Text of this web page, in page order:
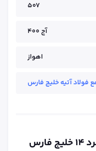
507
آج ۴۰۰
اهواز
فولاد آتیه خلیج فارس